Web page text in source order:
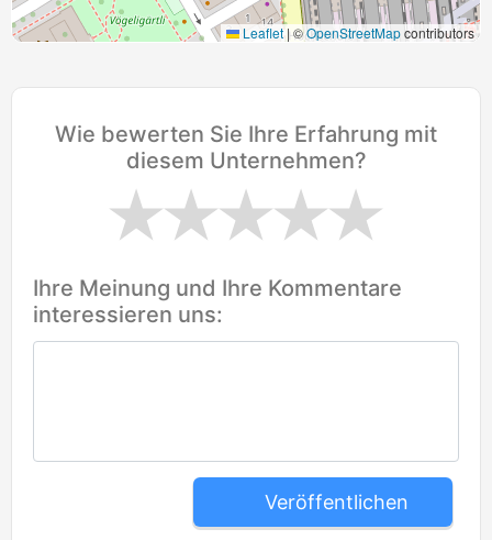
Leaflet |©OpenStreetMapcontributors
Wie bewerten Sie Ihre Erfahrung mit
diesem Unternehmen?
Ihre Meinung und Ihre Kommentare
interessieren uns:
Veröffentlichen